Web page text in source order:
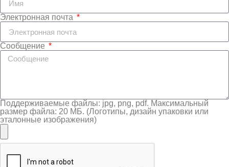
Электронная почта
Сообщение
Поддерживаемые файлы: jpg, png, pdf. Максимальный
размер файла: 20 МБ. (Логотипы, дизайн упаковки или
эталонные изображения)